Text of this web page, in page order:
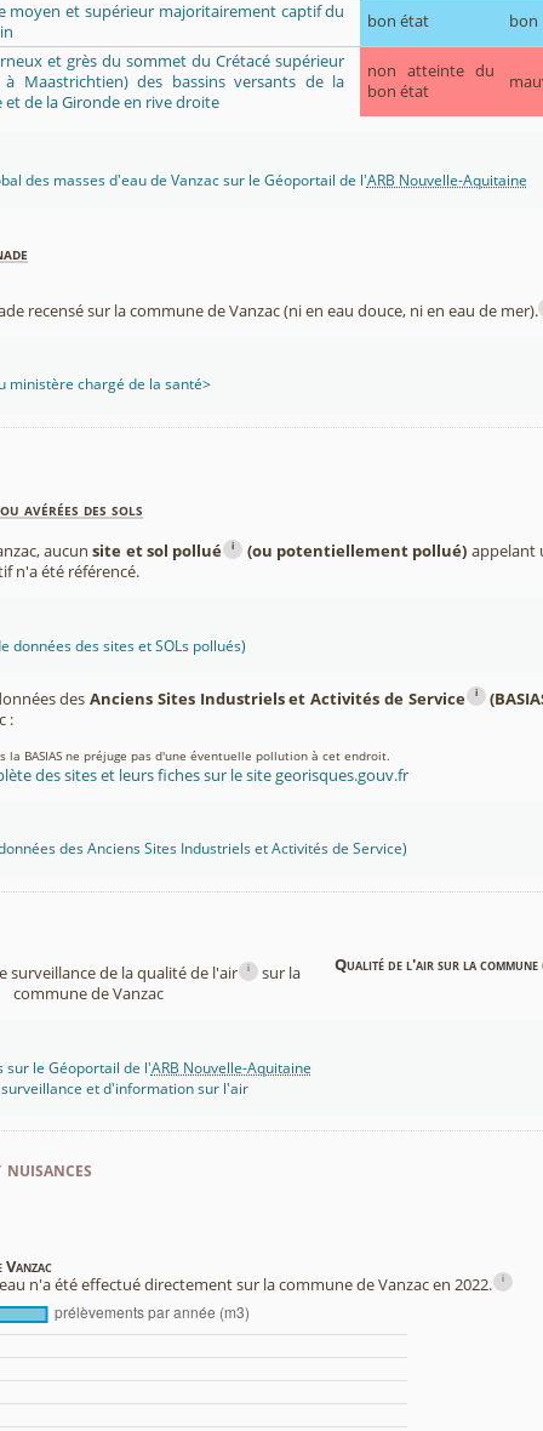
moyen et supérieur majoritairement captif du
bon état
bon
et grès du sommet du Crétacé supérieur
à Maastrichtien) des bassins versants de la
et de la Gironde en rive droite
non atteinte du
bon état
des masses d'eau de Vanzac sur le Géoportail de l'ARB Nouvelle-Aquitaine
recensé sur la commune de Vanzac (ni en eau douce, ni en eau de mer).
ministère chargé de la santé>
avérées des sols
aucunsite et sol pollué i (ou potentiellement pollué) appelant
n'a été référencé.
données des sites et SOLs pollués)
desAnciens Sites Industriels et Activités de Service i
:
BASIAS ne préjuge pas d'une éventuelle pollution à cet endroit.
des sites et leurs fiches sur le site georisques.gouv.fr
des Anciens Sites Industriels et Activités de Service)
surveillance de la qualité de l'air i
sur la
commune de Vanzac
Qualité de l'air sur la commune
sur le Géoportail de l'ARB Nouvelle-Aquitaine
surveillance et d'information sur l'air
Vanzac
n'a été effectué directement sur la commune de Vanzac en 2022.
i